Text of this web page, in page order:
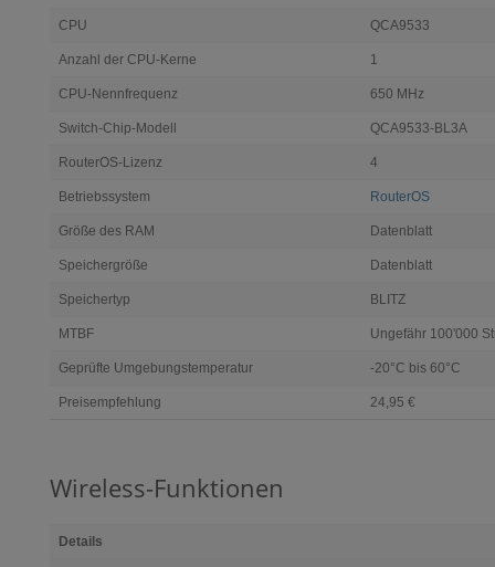
CPU QCA9533
Anzahl der CPU-Kerne 1
CPU-Nennfrequenz 650 MHz
Switch-Chip-Modell QCA9533-BL3A
RouterOS-Lizenz 4
Betriebssystem RouterOS
Größe des RAM Datenblatt
Speichergröße Datenblatt
Speichertyp BLITZ
MTBF Ungefähr 100'000
Geprüfte Umgebungstemperatur -20°C bis 60°C
Preisempfehlung 24,95 €
Wireless-Funktionen
Details